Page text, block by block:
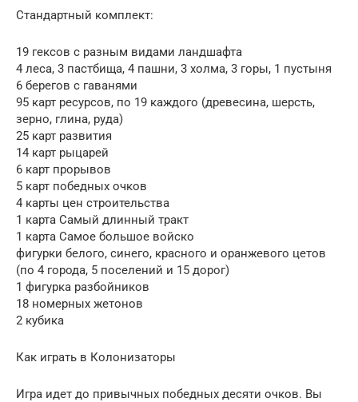
Стандартный комплект:
19 гексов с разным видами ландшафта
4 леса, 3 пастбища, 4 пашни, 3 холма, 3 горы, 1 пустыня
6 берегов с гаванями
95 карт ресурсов, по 19 каждого (древесина, шерсть,
зерно, глина, руда)
25 карт развития
14 карт рыцарей
6 карт прорывов
5 карт победных очков
4 карты цен строительства
1 карта Самый длинный тракт
1 карта Самое большое войско
фигурки белого, синего, красного и оранжевого цетов
(по 4 города, 5 поселений и 15 дорог)
1 фигурка разбойников
18 номерных жетонов
2 кубика
Как играть в Колонизаторы
Игра идет до привычных победных десяти очков. Вы